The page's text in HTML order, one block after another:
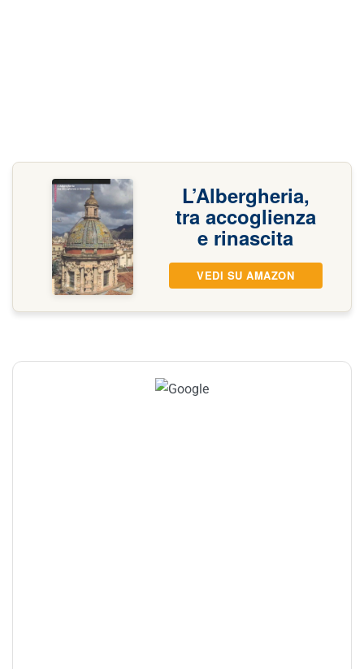
L’Albergheria,
tra accoglienza
e rinascita
VEDI SU AMAZON